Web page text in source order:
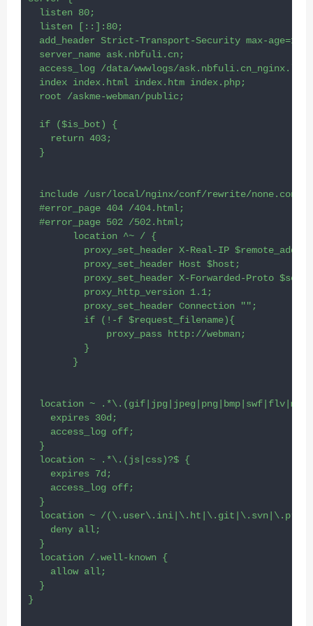
  listen 80;
  listen [::]:80;
add_header Strict-Transport-Security max-
  server_name ask.nbfuli.cn;
access_log /data/wwwlogs/ask.nbfuli.cn_nginx.log
  index index.html index.htm index.php;
  root /askme-webman/public;
  if ($is_bot) {
    return 403;
  }
  include /usr/local/nginx/conf/rewrite/none.conf;
  #error_page 404 /404.html;
  #error_page 502 /502.html;
location ~
    expires 30d;
    access_log off;
  }
  location ~ .*\.(js|css)?$ {
    expires 7d;
    access_log off;
  }
location ~ /
    deny all;
  }
  location /.well-known {
    allow all;
  }
}